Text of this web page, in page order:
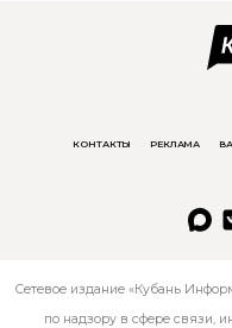
КОНТАКТЫ РЕКЛАМА
Сетевое издание «Кубань
по надзору в сфере связи,